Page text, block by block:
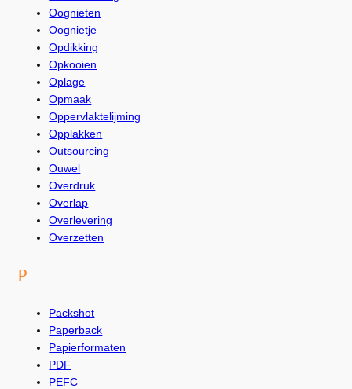
Oognieten
Oognietje
Opdikking
Opkooien
Oplage
Opmaak
Oppervlaktelijming
Opplakken
Outsourcing
Ouwel
Overdruk
Overlap
Overlevering
Overzetten
P
Packshot
Paperback
Papierformaten
PDF
PEFC